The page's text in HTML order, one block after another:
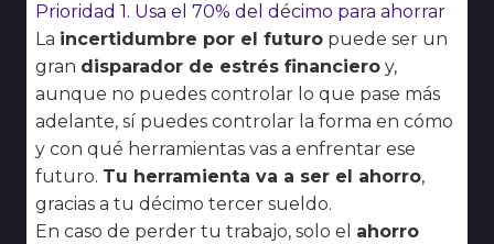
Prioridad 1. Usa el 70% del décimo para ahorrar
La incertidumbre por el futuro puede ser un
gran disparador de estrés financiero y,
aunque no puedes controlar lo que pase más
adelante, sí puedes controlar la forma en cómo
y con qué herramientas vas a enfrentar ese
futuro. Tu herramienta va a ser el ahorro,
gracias a tu décimo tercer sueldo.
En caso de perder tu trabajo, solo el ahorro